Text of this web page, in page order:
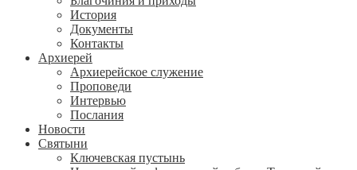
История
Документы
Контакты
Архиерей
Архиерейское служение
Проповеди
Интервью
Послания
Новости
Святыни
Ключевская пустынь